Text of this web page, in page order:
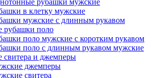
рубашки мужские
в клетку мужские
мужские с длинным рукавом
рубашки поло
поло мужские с коротким рукавом
поло с длинным рукавом мужские
и джемперы
джемперы
свитера